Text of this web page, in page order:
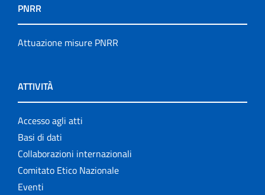
PNRR
Attuazione misure PNRR
ATTIVITÀ
Accesso agli atti
Basi di dati
Collaborazioni internazionali
Comitato Etico Nazionale
Eventi